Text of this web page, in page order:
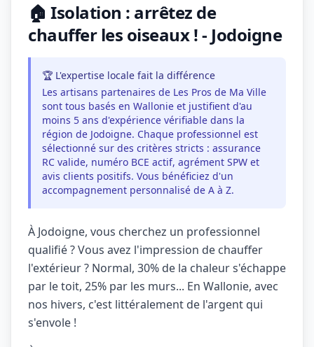
🏠 Isolation : arrêtez de
chauffer les oiseaux ! - Jodoigne
🏆 L'expertise locale fait la différence
Les artisans partenaires de Les Pros de Ma Ville
sont tous basés en Wallonie et justifient d'au
moins 5 ans d'expérience vérifiable dans la
région de Jodoigne. Chaque professionnel est
sélectionné sur des critères stricts : assurance
RC valide, numéro BCE actif, agrément SPW et
avis clients positifs. Vous bénéficiez d'un
accompagnement personnalisé de A à Z.
À Jodoigne, vous cherchez un professionnel
qualifié ? Vous avez l'impression de chauffer
l'extérieur ? Normal, 30% de la chaleur s'échappe
par le toit, 25% par les murs... En Wallonie, avec
nos hivers, c'est littéralement de l'argent qui
s'envole !